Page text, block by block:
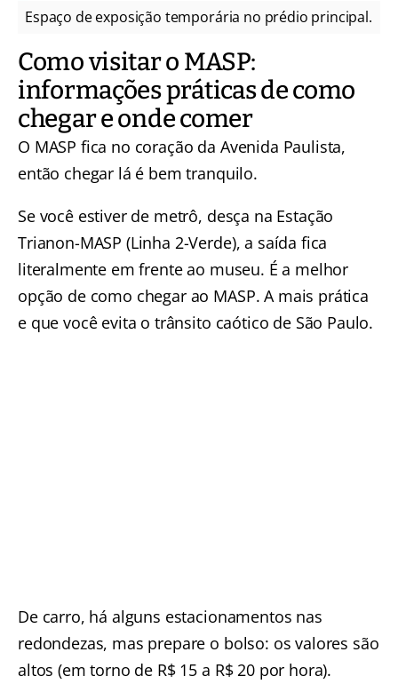
Espaço de exposição temporária no prédio principal.
Como visitar o MASP:
informações práticas de como
chegar e onde comer
O MASP fica no coração da Avenida Paulista,
então chegar lá é bem tranquilo.
Se você estiver de metrô, desça na Estação
Trianon-MASP (Linha 2-Verde), a saída fica
literalmente em frente ao museu. É a melhor
opção de como chegar ao MASP. A mais prática
e que você evita o trânsito caótico de São Paulo.
De carro, há alguns estacionamentos nas
redondezas, mas prepare o bolso: os valores são
altos (em torno de R$ 15 a R$ 20 por hora).